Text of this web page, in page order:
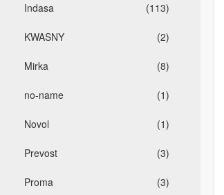
(113)
Indasa
(2)
KWASNY
(8)
Mirka
(1)
no-name
(1)
Novol
(3)
Prevost
(3)
Proma